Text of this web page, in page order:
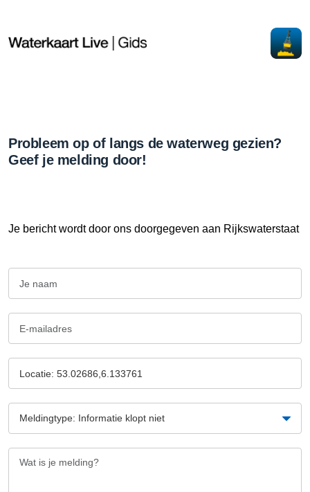
Probleem op of langs de waterweg gezien?
Geef je melding door!
Je bericht wordt door ons doorgegeven aan Rijkswaterstaat